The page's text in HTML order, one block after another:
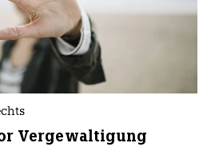
Vergewaltigung